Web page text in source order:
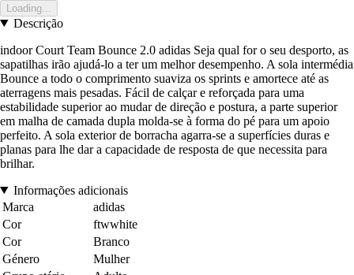
Loading...
Descrição
indoor Court Team Bounce 2.0 adidas Seja qual for o seu desporto, as
sapatilhas irão ajudá-lo a ter um melhor desempenho. A sola intermédia
Bounce a todo o comprimento suaviza os sprints e amortece até as
aterragens mais pesadas. Fácil de calçar e reforçada para uma
estabilidade superior ao mudar de direção e postura, a parte superior
em malha de camada dupla molda-se à forma do pé para um apoio
perfeito. A sola exterior de borracha agarra-se a superfícies duras e
planas para lhe dar a capacidade de resposta de que necessita para
brilhar.
Informações adicionais
Marca
adidas
Cor
ftwwhite
Cor
Branco
Género
Mulher